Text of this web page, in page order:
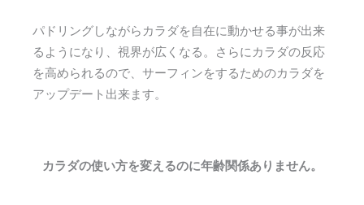
パドリングしながらカラダを自在に動かせる事が出来
るようになり、視界が広くなる。さらにカラダの反応
を高められるので、サーフィンをするためのカラダを
アップデート出来ます。
カラダの使い方を変えるのに年齢関係ありません。